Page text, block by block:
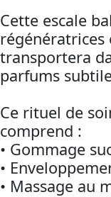
Cette escale
régénératrices
transportera
parfums
Ce rituel de
comprend :
• Gommage
•
• Massage au